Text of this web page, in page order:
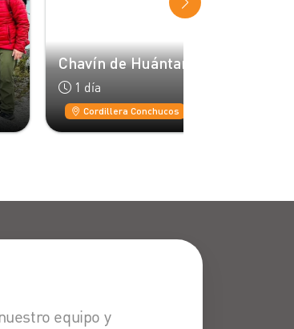
de Huántar
1 día
Cordillera Conchucos
equipo y